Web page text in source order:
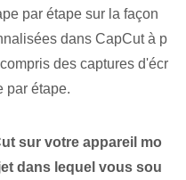
par étape sur la façon
dans CapCut à p
des captures d'écr
par étape.
sur votre appareil mo
dans lequel vous sou